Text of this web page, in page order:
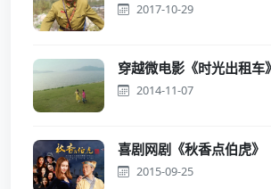
2017-10-29
穿越微电影《时光出租车》
2014-11-07
喜剧网剧《秋香点伯虎》
2015-09-25